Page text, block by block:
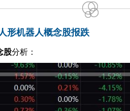
形机器人概念股报跌
股分析：